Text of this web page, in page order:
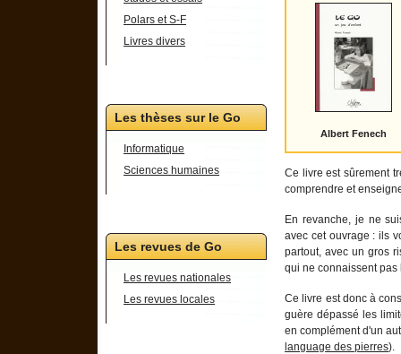
Polars et S-F
Livres divers
Les thèses sur le Go
Informatique
Sciences humaines
Les revues de Go
Les revues nationales
Les revues locales
Albert Fenech
Ce livre est sûrement
comprendre et
En revanche, je ne
avec cet ouvrage : ils
partout, avec un gros
qui ne connaissent
Ce livre est donc à
guère dépassé les
en complément d'un
language des pierres).